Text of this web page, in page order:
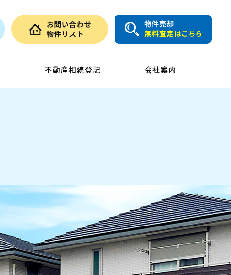
不動産相続登記 会社案内